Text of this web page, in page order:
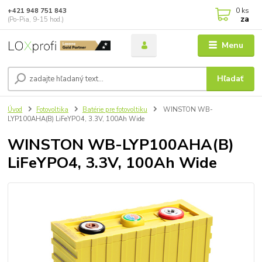
Menu
Hľadať
+421 948 751 843
(Po-Pia, 9-15 hod.)
0 ks
za
Úvod Fotovoltika Batérie pre fotovoltiku
WINSTON WB-
LYP100AHA(B) LiFeYPO4, 3.3V, 100Ah Wide
WINSTON WB-LYP100AHA(B)
LiFeYPO4, 3.3V, 100Ah Wide